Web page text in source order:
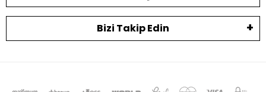
Bizi Takip Edin